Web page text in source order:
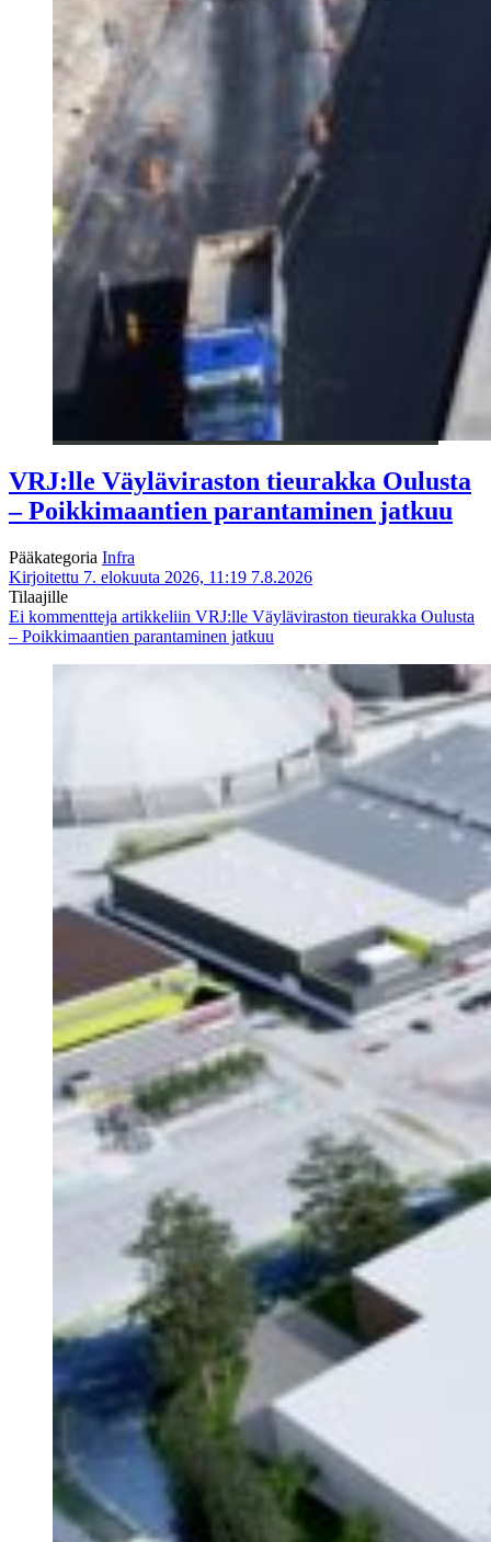
VRJ:lle Väyläviraston tieurakka Oulusta
– Poikkimaantien parantaminen jatkuu
Pääkategoria Infra
Kirjoitettu 7. elokuuta 2026, 11:19 7.8.2026
Tilaajille
Ei kommentteja artikkeliin VRJ:lle Väyläviraston tieurakka Oulusta
– Poikkimaantien parantaminen jatkuu